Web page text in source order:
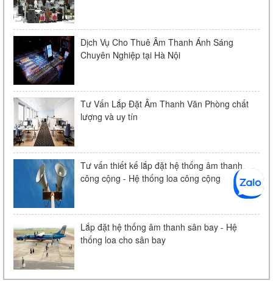
Loa âm trần KAC - 104 | Chính Hãng
Liên hệ
Micro Bosch LBC 2900/20
Liên hệ
Dịch Vụ Cho Thuê Âm Thanh Ánh Sáng
Chuyên Nghiệp tại Hà Nội
Tư Vấn Lắp Đặt Âm Thanh Văn Phòng chất
lượng và uy tín
Tư vấn thiết kế lắp đặt hệ thống âm thanh
công cộng - Hệ thống loa công cộng
Lắp đặt hệ thống âm thanh sân bay - Hệ
thống loa cho sân bay